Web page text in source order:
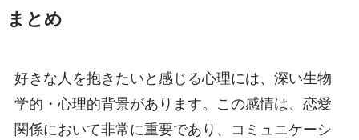
まとめ
好きな人を抱きたいと感じる心理には、深い生物
学的・心理的背景があります。この感情は、恋愛
関係において非常に重要であり、コミュニケーシ